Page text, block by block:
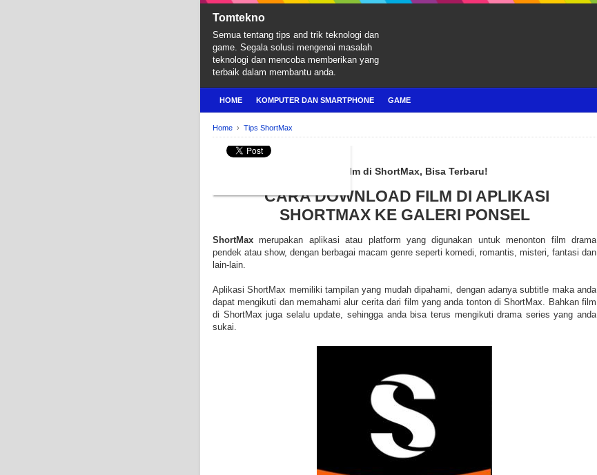
Tomtekno
Semua tentang tips and trik teknologi dan
game. Segala solusi mengenai masalah
teknologi dan mencoba memberikan yang
terbaik dalam membantu anda.
HOME KOMPUTER DAN SMARTPHONE GAME
Home › Tips ShortMax
TIPS SHORTMAX
Cara Download Video atau Film di ShortMax, Bisa Terbaru!
CARA DOWNLOAD FILM DI APLIKASI
SHORTMAX KE GALERI PONSEL
ShortMaxmerupakan aplikasi atau platform yang digunakan untuk menonton film drama
pendek atau show, dengan berbagai macam genre seperti komedi, romantis, misteri, fantasi dan
lain-lain.
Aplikasi ShortMax memiliki tampilan yang mudah dipahami, dengan adanya subtitle maka anda
dapat mengikuti dan memahami alur cerita dari film yang anda tonton di ShortMax. Bahkan film
di ShortMax juga selalu update, sehingga anda bisa terus mengikuti drama series yang anda
sukai.